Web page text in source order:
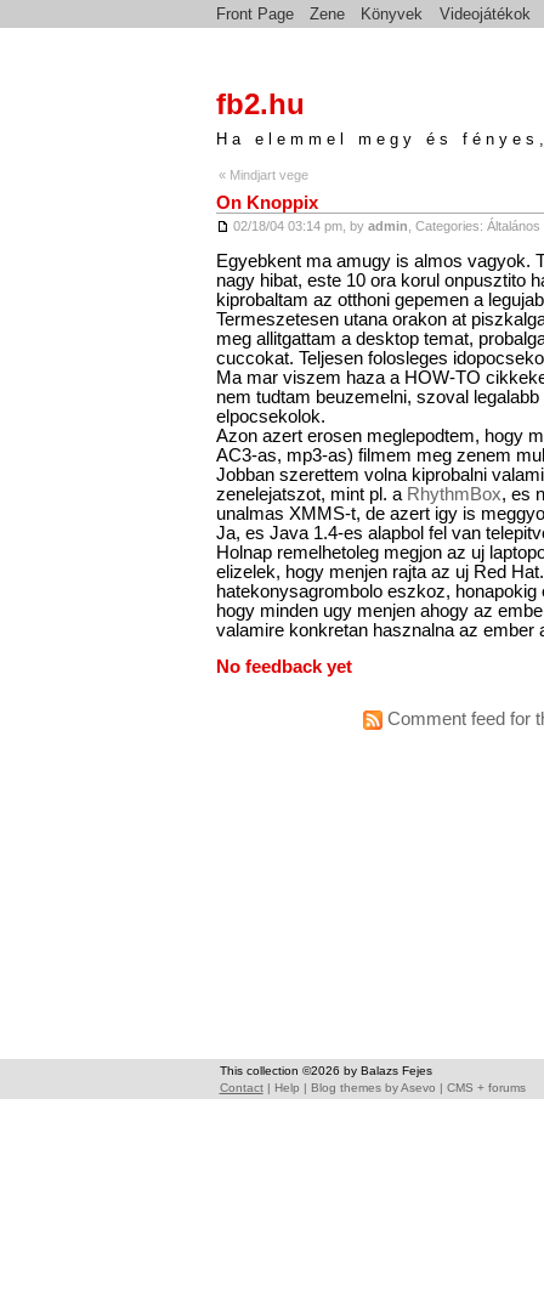
Front Page Zene Könyvek Videojátékok
fb2.hu
Ha elemmel megy és
« Mindjart vege
On Knoppix
02/18/04 03:14 pm, by admin , Categories: Általános
Egyebkent ma amugy is almos vagyok.
nagy hibat, este 10 ora korul onpusztito
kiprobaltam az otthoni gepemen a
Termeszetesen utana orakon at
meg allitgattam a desktop temat,
cuccokat. Teljesen folosleges
Ma mar viszem haza a HOW-TO
nem tudtam beuzemelni, szoval
elpocsekolok.
Azon azert erosen meglepodtem, hogy
AC3-as, mp3-as) filmem meg zenem
Jobban szerettem volna kiprobalni
zenelejatszot, mint pl. a RhythmBox, es
unalmas XMMS-t, de azert igy is
Ja, es Java 1.4-es alapbol fel van
Holnap remelhetoleg megjon az uj
elizelek, hogy menjen rajta az uj Red
hatekonysagrombolo eszkoz, honapokig
hogy minden ugy menjen ahogy az
valamire konkretan hasznalna az ember
No feedback yet
Comment feed for
This collection ©2026 by Balazs Fejes
Contact| Help | Blog themesbyAsevo | CMS + forums